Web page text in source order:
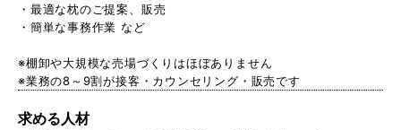
・最適な枕のご提案、販売
・簡単な事務作業 など
※棚卸や大規模な売場づくりはほぼありません
※業務の8～9割が接客・カウンセリング・販売です
求める人材